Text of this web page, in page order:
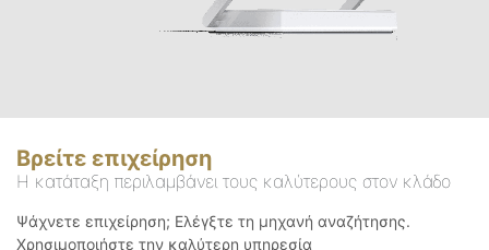
Βρείτε επιχείρηση
Η κατάταξη περιλαμβάνει τους καλύτερους στον κλάδο
Ψάχνετε επιχείρηση; Ελέγξτε τη μηχανή αναζήτησης.
Χρησιμοποιήστε την καλύτερη υπηρεσία